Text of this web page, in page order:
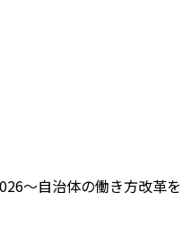
～自治体の働き方改革を